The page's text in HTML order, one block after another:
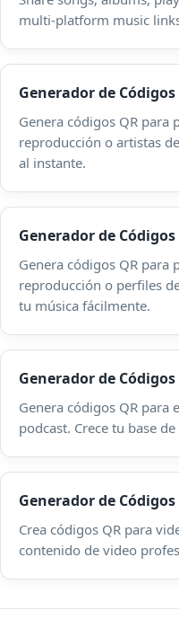
multi-platform music
Generador de
Genera códigos QR para
reproducción o artistas
al instante.
Generador de
Genera códigos QR para
reproducción o perfiles
tu música fácilmente.
Generador de
Genera códigos QR para
podcast. Crece tu base
Generador de
Crea códigos QR para
contenido de video